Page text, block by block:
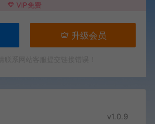
VIP免费
升级会员
v1.0.9